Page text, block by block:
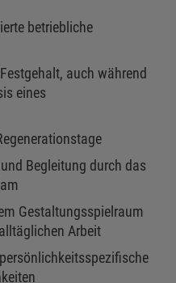
betriebliche
auch während
eines
Begleitung durch das
Gestaltungsspielraum
Arbeit